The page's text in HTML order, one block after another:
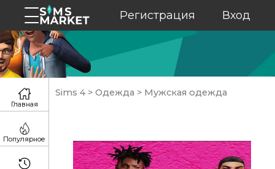
Регистрация Вход
Sims 4 > Одежда > Мужская одежда
Главная
Популярное